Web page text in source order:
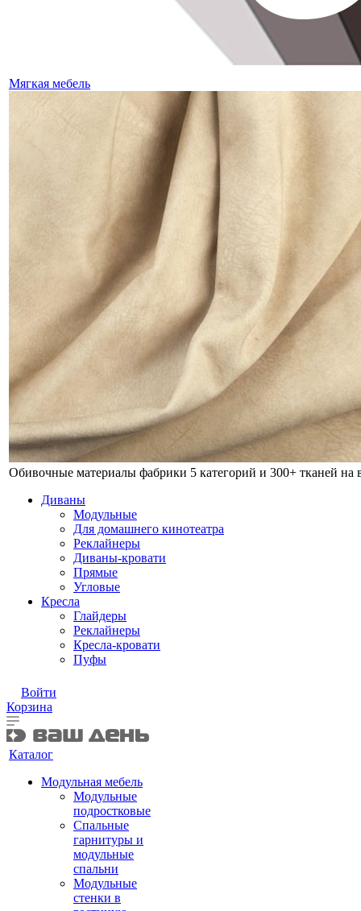
Мягкая мебель
Обивочные материалы фабрики 5 категорий и 300+ тканей на
Диваны
Модульные
Для домашнего кинотеатра
Реклайнеры
Диваны-кровати
Прямые
Угловые
Кресла
Глайдеры
Реклайнеры
Кресла-кровати
Пуфы
Войти
Корзина
Каталог
Модульная мебель
Модульные
подростковые
Спальные
гарнитуры и
модульные
спальни
Модульные
стенки в